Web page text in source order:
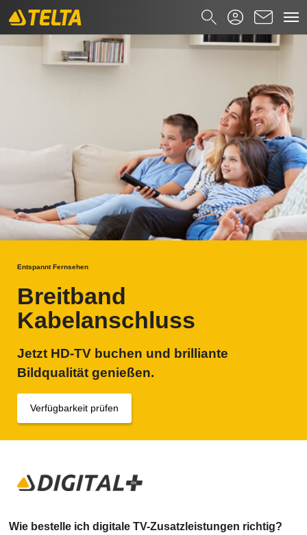
TELTA DIGITAL+
Zum Hauptinhalt springen
Suchformular
Entspannt Fernsehen
Breitband
Kabelanschluss
Jetzt HD-TV buchen und brilliante
Bildqualität genießen.
Verfügbarkeit prüfen
Wie bestelle ich digitale TV-Zusatzleistungen richtig?